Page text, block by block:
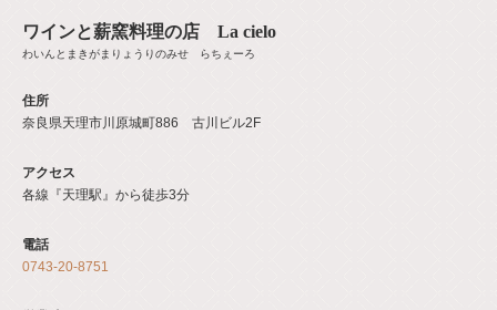
ワインと薪窯料理の店 La cielo
わいんとまきがまりょうりのみせ らちぇーろ
住所
奈良県天理市川原城町886 古川ビル2F
アクセス
各線『天理駅』から徒歩3分
電話
0743-20-8751